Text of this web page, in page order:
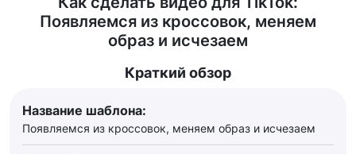
Появляемся из кроссовок, меняем
образ и исчезаем
Краткий обзор
Название шаблона:
Появляемся из кроссовок, меняем образ и исчезаем